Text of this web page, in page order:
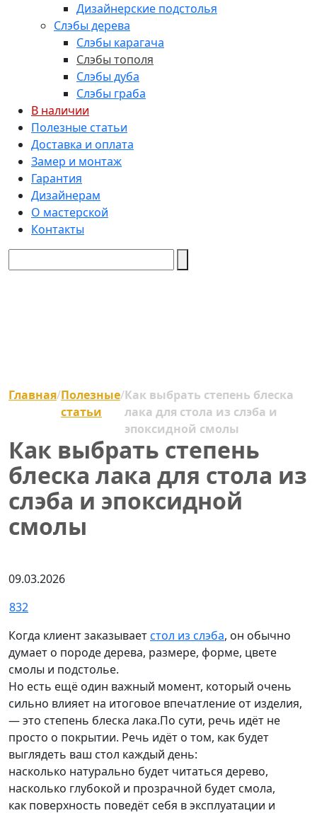
Дизайнерские подстолья
Слэбы дерева
Слэбы карагача
Слэбы тополя
Слэбы дуба
Слэбы граба
В наличии
Полезные статьи
Доставка и оплата
Замер и монтаж
Гарантия
Дизайнерам
О мастерской
Контакты
Главная/Полезные
статьи
/Как выбрать степень блеска
лака для стола из слэба и
эпоксидной смолы
Как выбрать степень
блеска лака для стола из
слэба и эпоксидной
смолы
09.03.2026
832
Когда клиент заказываетстол из слэба, он обычно
думает о породе дерева, размере, форме, цвете
смолы и подстолье.
Но есть ещё один важный момент, который очень
сильно влияет на итоговое впечатление от изделия,
— это степень блеска лака.По сути, речь идёт не
просто о покрытии. Речь идёт о том, как будет
выглядеть ваш стол каждый день:
насколько натурально будет читаться дерево,
насколько глубокой и прозрачной будет смола,
как поверхность поведёт себя в эксплуатации и